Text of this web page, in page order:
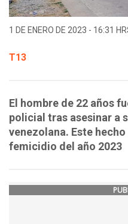
1 DE ENERO DE 2023 - 16:31
T13
El hombre de 22 años
policial tras asesinar a
venezolana. Este
femicidio del año 2023